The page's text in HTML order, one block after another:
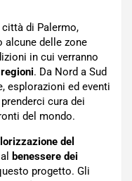
di Palermo,
alcune delle zone
in cui verranno
. Da Nord a Sud
esplorazioni ed eventi
cura dei
del mondo.
del
benessere dei
progetto. Gli